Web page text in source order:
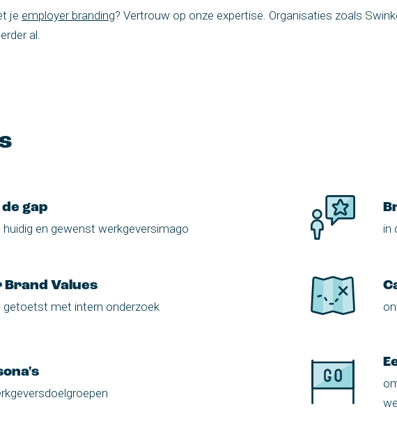
je employer branding? Vertrouw op onze expertise. Organisaties zoals
al.
gap
en gewenst werkgeversimago
in
Brand Values
getoetst met intern onderzoek